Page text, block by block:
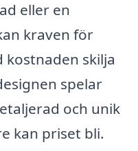
eller en
kraven för
skilja
spelar
och unik
kan priset bli.